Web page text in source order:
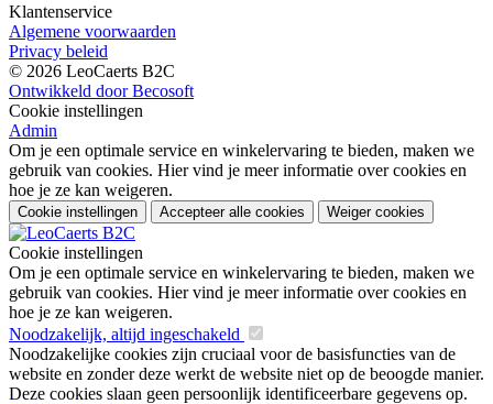
Klantenservice
Algemene voorwaarden
Privacy beleid
© 2026 LeoCaerts B2C
Ontwikkeld door Becosoft
Cookie instellingen
Admin
Om je een optimale service en winkelervaring te bieden, maken we
gebruik van cookies. Hier vind je meer informatie over cookies en
hoe je ze kan weigeren.
Cookie instellingen Accepteer alle cookies Weiger cookies
Cookie instellingen
Om je een optimale service en winkelervaring te bieden, maken we
gebruik van cookies. Hier vind je meer informatie over cookies en
hoe je ze kan weigeren.
Noodzakelijk, altijd ingeschakeld
Noodzakelijke cookies zijn cruciaal voor de basisfuncties van de
website en zonder deze werkt de website niet op de beoogde manier.
Deze cookies slaan geen persoonlijk identificeerbare gegevens op.